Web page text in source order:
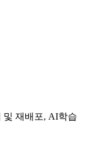
재배포, AI학습